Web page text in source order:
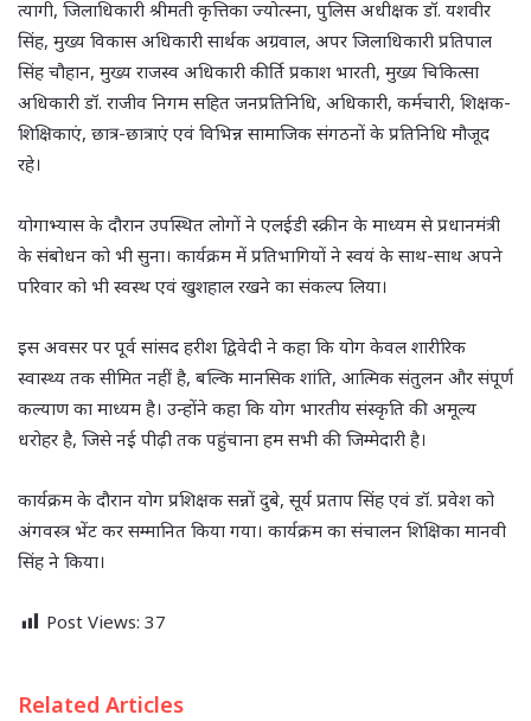
त्यागी, जिलाधिकारी श्रीमती कृत्तिका ज्योत्स्ना, पुलिस अधीक्षक डॉ. यशवीर
सिंह, मुख्य विकास अधिकारी सार्थक अग्रवाल, अपर जिलाधिकारी प्रतिपाल
सिंह चौहान, मुख्य राजस्व अधिकारी कीर्ति प्रकाश भारती, मुख्य चिकित्सा
अधिकारी डॉ. राजीव निगम सहित जनप्रतिनिधि, अधिकारी, कर्मचारी, शिक्षक-
शिक्षिकाएं, छात्र-छात्राएं एवं विभिन्न सामाजिक संगठनों के प्रतिनिधि मौजूद
रहे।
योगाभ्यास के दौरान उपस्थित लोगों ने एलईडी स्क्रीन के माध्यम से प्रधानमंत्री
के संबोधन को भी सुना। कार्यक्रम में प्रतिभागियों ने स्वयं के साथ-साथ अपने
परिवार को भी स्वस्थ एवं खुशहाल रखने का संकल्प लिया।
इस अवसर पर पूर्व सांसद हरीश द्विवेदी ने कहा कि योग केवल शारीरिक
स्वास्थ्य तक सीमित नहीं है, बल्कि मानसिक शांति, आत्मिक संतुलन और संपूर्ण
कल्याण का माध्यम है। उन्होंने कहा कि योग भारतीय संस्कृति की अमूल्य
धरोहर है, जिसे नई पीढ़ी तक पहुंचाना हम सभी की जिम्मेदारी है।
कार्यक्रम के दौरान योग प्रशिक्षक सन्नों दुबे, सूर्य प्रताप सिंह एवं डॉ. प्रवेश को
अंगवस्त्र भेंट कर सम्मानित किया गया। कार्यक्रम का संचालन शिक्षिका मानवी
सिंह ने किया।
Post Views: 37
Related Articles